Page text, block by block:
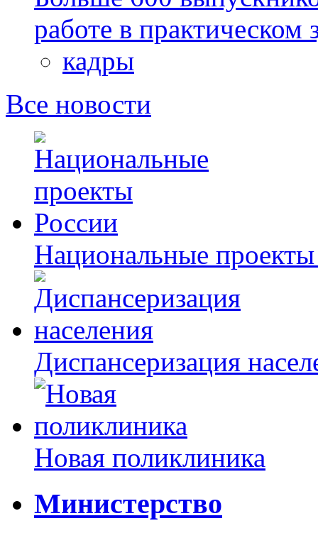
работе в практическом
кадры
Все новости
Национальные
Диспансеризация
Новая поликлиника
Министерство